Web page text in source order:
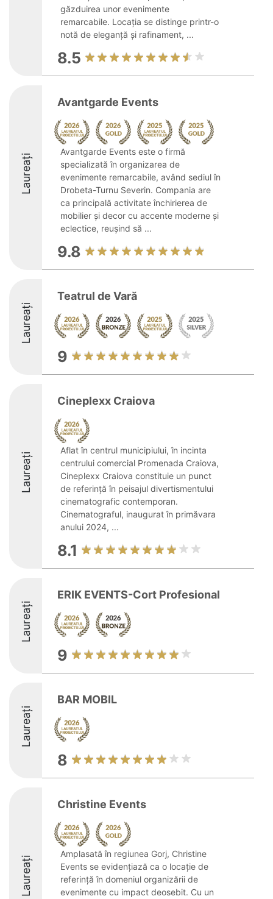
găzduirea unor evenimente
remarcabile. Locația se distinge printr-o
notă de eleganță și rafinament, ...
8.5
Laureați
Avantgarde Events
Avantgarde Events este o firmă
specializată în organizarea de
evenimente remarcabile, având sediul în
Drobeta-Turnu Severin. Compania are
ca principală activitate închirierea de
mobilier și decor cu accente moderne și
eclectice, reușind să ...
9.8
Laureați
Teatrul de Vară
9
Laureați
Cineplexx Craiova
Aflat în centrul municipiului, în incinta
centrului comercial Promenada Craiova,
Cineplexx Craiova constituie un punct
de referință în peisajul divertismentului
cinematografic contemporan.
Cinematograful, inaugurat în primăvara
anului 2024, ...
8.1
Laureați
ERIK EVENTS-Cort Profesional
9
Laureați
BAR MOBIL
8
Laureați
Christine Events
Amplasată în regiunea Gorj, Christine
Events se evidențiază ca o locație de
referință în domeniul organizării de
evenimente cu impact deosebit. Cu un